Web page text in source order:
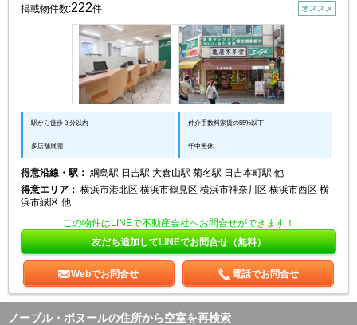
掲載物件数:222件 オススメ
駅から徒歩３分以内 仲介手数料家賃の55%以下
多店舗展開 年中無休
得意沿線・駅： 綱島駅 日吉駅 大倉山駅 菊名駅 日吉本町駅 他
得意エリア： 横浜市港北区 横浜市鶴見区 横浜市神奈川区 横浜市西区 横
浜市緑区 他
この物件はLINEで不動産会社へお問合せができます！
友だち追加してLINEでお問合せ（無料）
Webでお問合せ 電話でお問合せ
ノーブル・ボヌールの住所から空室を再検索